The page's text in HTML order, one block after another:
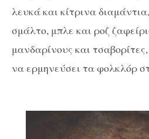
λευκά και κίτρινα
σμάλτο, μπλε και ροζ
μανδαρίνους και
να ερμηνεύσει τα φολκλόρ